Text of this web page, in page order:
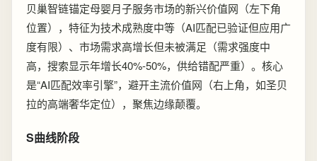
贝巢智链锚定母婴月子服务市场的新兴价值网（左下角
位置），特征为技术成熟度中等（AI匹配已验证但应用广
度有限）、市场需求高增长但未被满足（需求强度中
高，搜索显示年增长40%-50%，供给错配严重）。核心
是“AI匹配效率引擎”，避开主流价值网（右上角，如圣贝
拉的高端奢华定位），聚焦边缘颠覆。
S曲线阶段